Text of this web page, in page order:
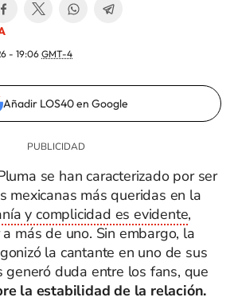
- 19:06 GMT-4
Añadir LOS40 en Google
se han caracterizado por ser
mexicanas más queridas en la
y complicidad es evidente,
más de uno. Sin embargo, la
la cantante en uno de sus
generó duda entre los fans, que
la estabilidad de la relación.